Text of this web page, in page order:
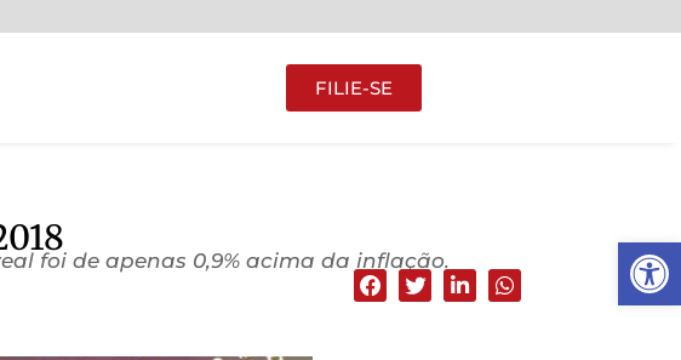
Abrir
FILIE-SE
foi de apenas 0,9% acima da inflação.